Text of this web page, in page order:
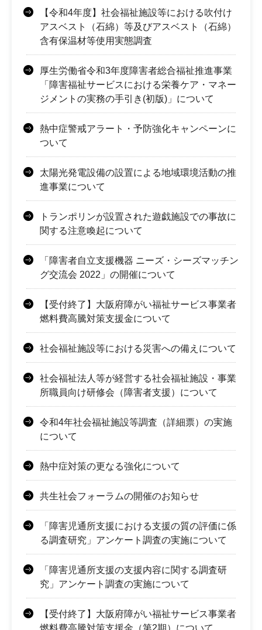
【令和4年度】社会福祉施設等における吹付け
アスベスト（石綿）等及びアスベスト（石綿）
含有保温材等使用実態調査
厚生労働省令和3年度障害者総合福祉推進事業
「障害福祉サービスにおける栄養ケア・マネー
ジメントの実務の手引き(初版)」について
熱中症警戒アラート・予防強化キャンペーンに
ついて
太陽光発電設備の設置による地域環境活動の推
進事業について
トランポリンが設置された遊戯施設での事故に
関する注意喚起について
「障害者自立支援機器 ニーズ・シーズマッチン
グ交流会 2022」の開催について
【受付終了】大阪府障がい福祉サービス事業者
燃料費高騰対策支援金について
社会福祉施設等における災害への備えについて
社会福祉法人等が経営する社会福祉施設・事業
所職員向け研修会（障害者支援）について
令和4年社会福祉施設等調査（詳細票）の実施
について
熱中症対策の更なる強化について
共生社会フォーラムの開催のお知らせ
「障害児通所支援における支援の質の評価に係
る調査研究」アンケート調査の実施について
「障害児通所支援の支援内容に関する調査研
究」アンケート調査の実施について
【受付終了】大阪府障がい福祉サービス事業者